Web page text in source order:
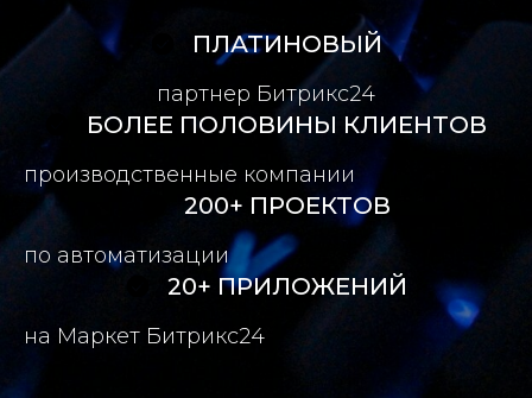
ПЛАТИНОВЫЙ
партнер Битрикс24
БОЛЕЕ ПОЛОВИНЫ КЛИЕНТОВ
производственные компании
200+ ПРОЕКТОВ
по автоматизации
20+ ПРИЛОЖЕНИЙ
на Маркет Битрикс24